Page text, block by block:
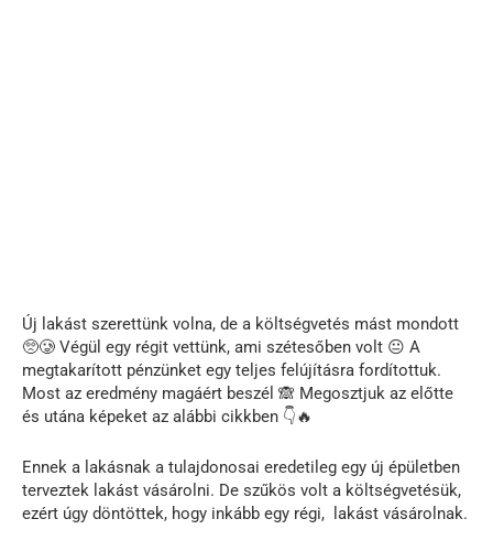
Új lakást szerettünk volna, de a költségvetés mást mondott
🥺🥲 Végül egy régit vettünk, ami szétesőben volt 😐 A
megtakarított pénzünket egy teljes felújításra fordítottuk.
Most az eredmény magáért beszél 🙈 Megosztjuk az előtte
és utána képeket az alábbi cikkben 👇🔥
Ennek a lakásnak a tulajdonosai eredetileg egy új épületben
terveztek lakást vásárolni. De szűkös volt a költségvetésük,
ezért úgy döntöttek, hogy inkább egy régi, lakást vásárolnak.